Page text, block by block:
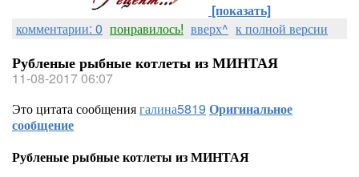
[показать]
комментарии: 0 понравилось! вверх^ к полной версии
Рубленые рыбные котлеты из МИНТАЯ
11-08-2017 06:07
Это цитата сообщениягалина5819 Оригинальное
сообщение
Рубленые рыбные котлеты из МИНТАЯ